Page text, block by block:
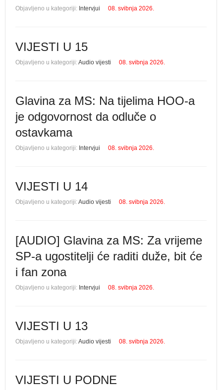
Objavljeno u kategoriji: Intervjui 08. svibnja 2026.
VIJESTI U 15
Objavljeno u kategoriji:Audio vijesti 08. svibnja 2026.
Glavina za MS: Na tijelima HOO-a
je odgovornost da odluče o
ostavkama
Objavljeno u kategoriji: Intervjui 08. svibnja 2026.
VIJESTI U 14
Objavljeno u kategoriji:Audio vijesti 08. svibnja 2026.
[AUDIO] Glavina za MS: Za vrijeme
SP-a ugostitelji će raditi duže, bit će
i fan zona
Objavljeno u kategoriji: Intervjui 08. svibnja 2026.
VIJESTI U 13
Objavljeno u kategoriji:Audio vijesti 08. svibnja 2026.
VIJESTI U PODNE